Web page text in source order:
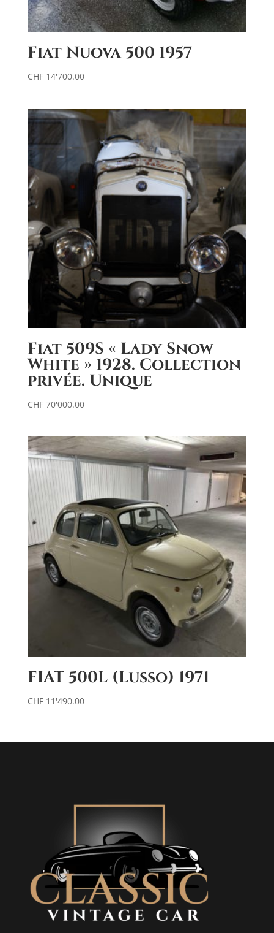
Fiat Nuova 500 1957
CHF14'700.00
Fiat 509S « Lady Snow
White » 1928. Collection
privée. Unique
CHF70'000.00
FIAT 500L (Lusso) 1971
CHF11'490.00